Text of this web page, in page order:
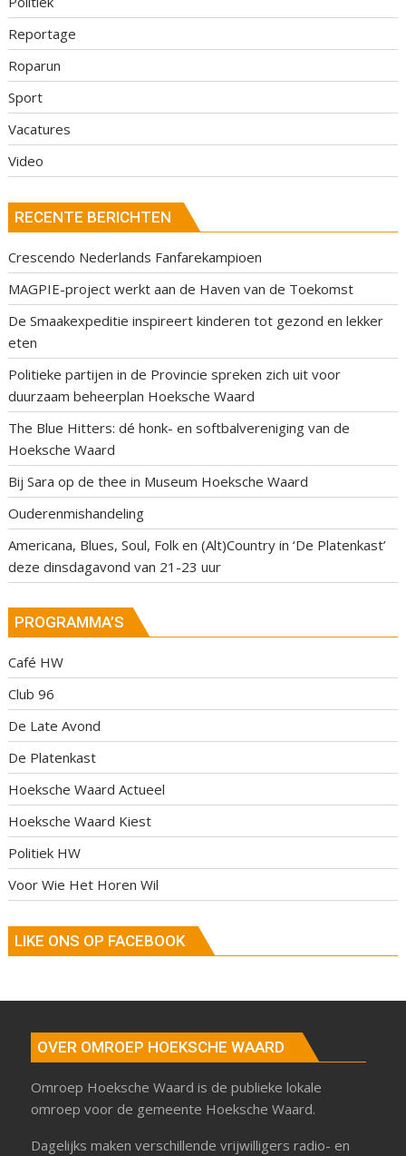
Reportage
Roparun
Sport
Vacatures
Video
RECENTE BERICHTEN
Crescendo Nederlands Fanfarekampioen
MAGPIE-project werkt aan de Haven van de Toekomst
De Smaakexpeditie inspireert kinderen tot gezond en lekker
eten
Politieke partijen in de Provincie spreken zich uit voor
duurzaam beheerplan Hoeksche Waard
The Blue Hitters: dé honk- en softbalvereniging van de
Hoeksche Waard
Bij Sara op de thee in Museum Hoeksche Waard
Ouderenmishandeling
Americana, Blues, Soul, Folk en (Alt)Country in ‘De Platenkast’
deze dinsdagavond van 21-23 uur
PROGRAMMA’S
Café HW
Club 96
De Late Avond
De Platenkast
Hoeksche Waard Actueel
Hoeksche Waard Kiest
Politiek HW
Voor Wie Het Horen Wil
LIKE ONS OP FACEBOOK
OVER OMROEP HOEKSCHE WAARD
Omroep Hoeksche Waard is de publieke lokale
omroep voor de gemeente Hoeksche Waard.
Dagelijks maken verschillende vrijwilligers radio- en